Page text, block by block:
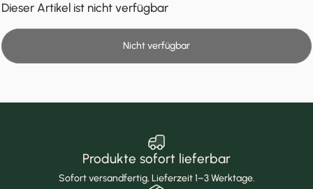
Dieser Artikel ist nicht verfügbar
Nicht verfügbar
Produkte sofort lieferbar
Sofort versandfertig, Lieferzeit 1–3 Werktage.